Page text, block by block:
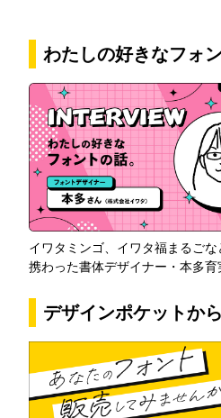
わたしの好きなフォ
イワタミンゴ、イワタ福まるごな
携わった書体デザイナー・本多育
デザインポケットか